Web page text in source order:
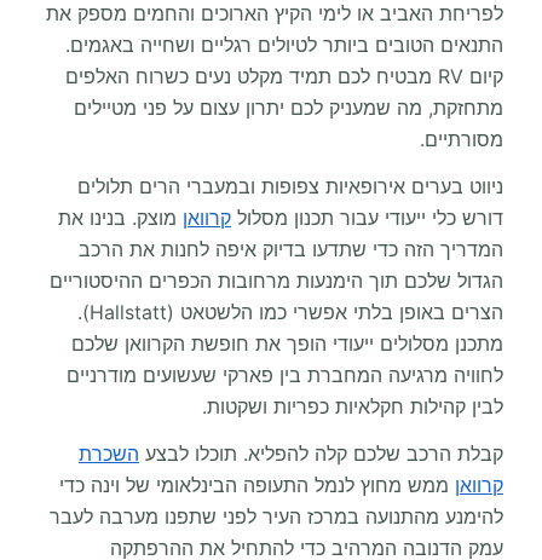
לפריחת האביב או לימי הקיץ הארוכים והחמים מספק את
התנאים הטובים ביותר לטיולים רגליים ושחייה באגמים.
קיום RV מבטיח לכם תמיד מקלט נעים כשרוח האלפים
מתחזקת, מה שמעניק לכם יתרון עצום על פני מטיילים
מסורתיים.
ניווט בערים אירופאיות צפופות ובמעברי הרים תלולים
דורש כלי ייעודי עבור תכנון מסלול קרוואן מוצק. בנינו את
המדריך הזה כדי שתדעו בדיוק איפה לחנות את הרכב
הגדול שלכם תוך הימנעות מרחובות הכפרים ההיסטוריים
הצרים באופן בלתי אפשרי כמו הלשטאט (Hallstatt).
מתכנן מסלולים ייעודי הופך את חופשת הקרוואן שלכם
לחוויה מרגיעה המחברת בין פארקי שעשועים מודרניים
לבין קהילות חקלאיות כפריות ושקטות.
קבלת הרכב שלכם קלה להפליא. תוכלו לבצע השכרת
קרוואן ממש מחוץ לנמל התעופה הבינלאומי של וינה כדי
להימנע מהתנועה במרכז העיר לפני שתפנו מערבה לעבר
עמק הדנובה המרהיב כדי להתחיל את ההרפתקה